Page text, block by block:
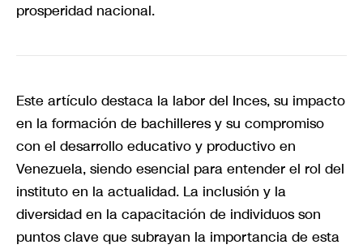
prosperidad nacional.
Este artículo destaca la labor del Inces, su impacto
en la formación de bachilleres y su compromiso
con el desarrollo educativo y productivo en
Venezuela, siendo esencial para entender el rol del
instituto en la actualidad. La inclusión y la
diversidad en la capacitación de individuos son
puntos clave que subrayan la importancia de esta